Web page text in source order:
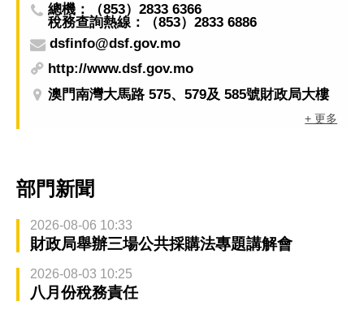
總機：（853）2833 6366
稅務查詢熱線：（853）2833 6886
dsfinfo@dsf.gov.mo
http://www.dsf.gov.mo
澳門南灣大馬路 575、579及 585號財政局大樓
+ 更多
部門新聞
2026-08-06 10:33
財政局舉辦三場公共採購法專題講解會
2026-08-03 10:25
八月份稅務責任